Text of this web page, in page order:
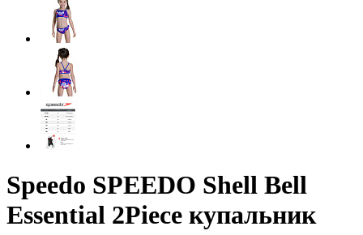
Speedo SPEEDO Shell Bell
Essential 2Piece купальник